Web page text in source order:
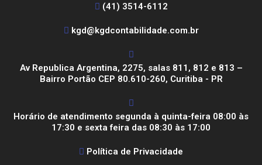
(41) 3514-6112
kgd@kgdcontabilidade.com.br
Av Republica Argentina, 2275, salas 811, 812 e 813 –
Bairro Portão CEP 80.610-260, Curitiba - PR
Horário de atendimento segunda à quinta-feira 08:00 às
17:30 e sexta feira das 08:30 às 17:00
Política de Privacidade